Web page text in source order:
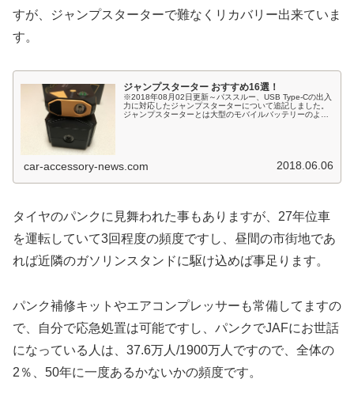
すが、ジャンプスターターで難なくリカバリー出来ていま
す。
ジャンプスターター おすすめ16選！
※2018年08月02日更新～パススルー、USB Type-Cの出入
力に対応したジャンプスターターについて追記しました。
ジャンプスターターとは大型のモバイルバッテリーのよう
car-accessory-news.com 2018.06.06
タイヤのパンクに見舞われた事もありますが、27年位車
を運転していて3回程度の頻度ですし、昼間の市街地であ
れば近隣のガソリンスタンドに駆け込めば事足ります。
パンク補修キットやエアコンプレッサーも常備してますの
で、自分で応急処置は可能ですし、パンクでJAFにお世話
になっている人は、37.6万人/1900万人ですので、全体の
2％、50年に一度あるかないかの頻度です。